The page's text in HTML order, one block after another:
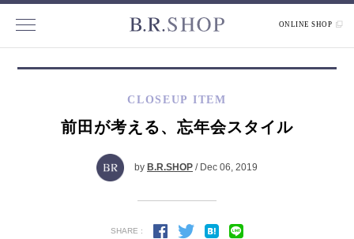
ONLINE SHOP
CLOSEUP ITEM
前田が考える、忘年会スタイル
by B.R.SHOP / Dec 06, 2019
SHARE :